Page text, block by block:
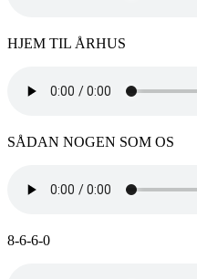
HJEM TIL ÅRHUS
SÅDAN NOGEN SOM OS
8-6-6-0